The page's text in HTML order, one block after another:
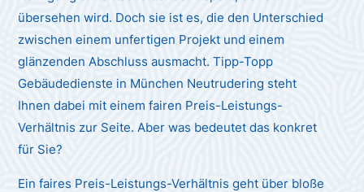
übersehen wird. Doch sie ist es, die den Unterschied
zwischen einem unfertigen Projekt und einem
glänzenden Abschluss ausmacht. Tipp-Topp
Gebäudedienste in München Neutrudering steht
Ihnen dabei mit einem fairen Preis-Leistungs-
Verhältnis zur Seite. Aber was bedeutet das konkret
für Sie?
Ein faires Preis-Leistungs-Verhältnis geht über bloße